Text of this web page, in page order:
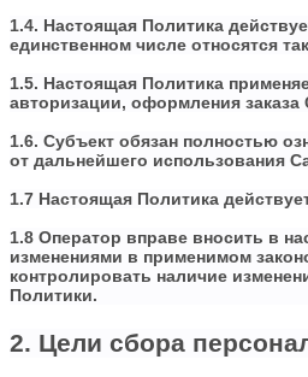
1.4. Настоящая Политика
единственном числе относятся
1.5. Настоящая Политика
авторизации, оформления
1.6. Субъект обязан полностью
от дальнейшего использования
1.7 Настоящая Политика
1.8 Оператор вправе вносить в
изменениями в применимом
контролировать наличие
Политики.
2. Цели сбора